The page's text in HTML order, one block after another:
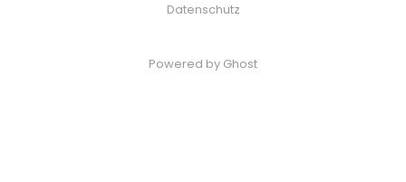
Datenschutz
Powered by Ghost